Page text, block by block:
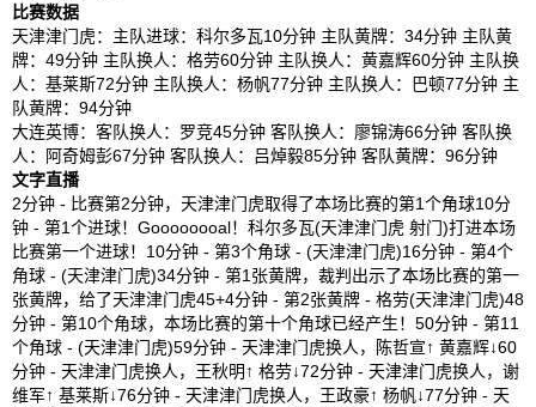
比赛数据
天津津门虎：主队进球：科尔多瓦10分钟 主队黄牌：34分钟 主队黄
牌：49分钟 主队换人：格劳60分钟 主队换人：黄嘉辉60分钟 主队换
人：基莱斯72分钟 主队换人：杨帆77分钟 主队换人：巴顿77分钟 主
队黄牌：94分钟
大连英博：客队换人：罗竞45分钟 客队换人：廖锦涛66分钟 客队换
人：阿奇姆彭67分钟 客队换人：吕焯毅85分钟 客队黄牌：96分钟
文字直播
2分钟 - 比赛第2分钟，天津津门虎取得了本场比赛的第1个角球10分
钟 - 第1个进球！Goooooooal！科尔多瓦(天津津门虎 射门)打进本场
比赛第一个进球！10分钟 - 第3个角球 - (天津津门虎)16分钟 - 第4个
角球 - (天津津门虎)34分钟 - 第1张黄牌，裁判出示了本场比赛的第一
张黄牌，给了天津津门虎45+4分钟 - 第2张黄牌 - 格劳(天津津门虎)48
分钟 - 第10个角球，本场比赛的第十个角球已经产生！50分钟 - 第11
个角球 - (天津津门虎)59分钟 - 天津津门虎换人，陈哲宣↑ 黄嘉辉↓60
分钟 - 天津津门虎换人，王秋明↑ 格劳↓72分钟 - 天津津门虎换人，谢
维军↑ 基莱斯↓76分钟 - 天津津门虎换人，王政豪↑ 杨帆↓77分钟 - 天